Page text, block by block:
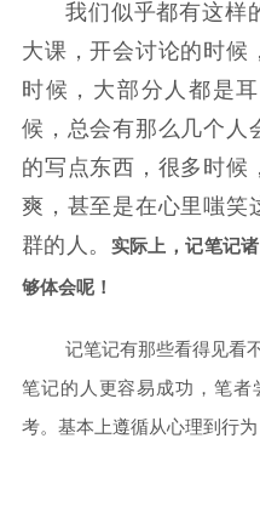
我们似乎都有这样
大课，开会讨论的时候
时候，大部分人都是
候，总会有那么几个人
的写点东西，很多时候
爽，甚至是在心里嗤笑
群的人。
实际上，记笔记
够体会呢！
记笔记有那些看得见看
笔记的人更容易成功，笔
考。 基本上遵循从心理到行